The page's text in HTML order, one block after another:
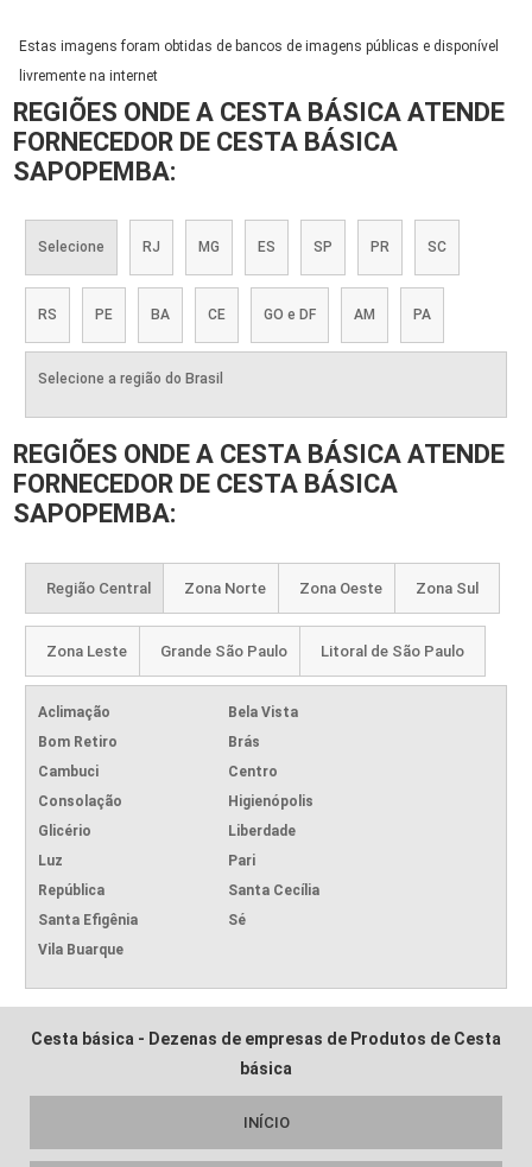
Estas imagens foram obtidas de bancos de imagens públicas e disponível
livremente na internet
REGIÕES ONDE A CESTA BÁSICA ATENDE
FORNECEDOR DE CESTA BÁSICA
SAPOPEMBA:
Selecione RJ MG ES SP PR SC
RS PE BA CE GO e DF AM PA
Selecione a região do Brasil
REGIÕES ONDE A CESTA BÁSICA ATENDE
FORNECEDOR DE CESTA BÁSICA
SAPOPEMBA:
Região Central Zona Norte Zona Oeste Zona Sul
Zona Leste Grande São Paulo Litoral de São Paulo
Aclimação
Bela Vista
Bom Retiro
Brás
Cambuci
Centro
Consolação
Higienópolis
Glicério
Liberdade
Luz
Pari
República
Santa Cecília
Santa Efigênia
Sé
Vila Buarque
Cesta básica - Dezenas de empresas de Produtos de Cesta
básica
INÍCIO